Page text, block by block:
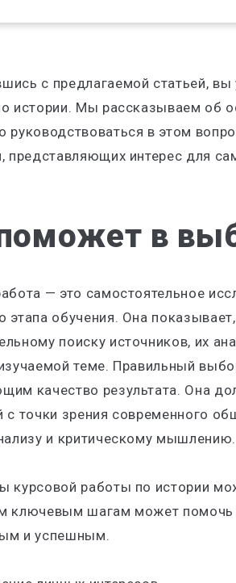
с предлагаемой статьей, вы
истории. Мы рассказываем об
руководствоваться в этом
представляющих интерес для
в
— это самостоятельное
этапа обучения. Она
поиску источников, их
теме. Правильный
качество результата. Она
с точки зрения современного
и критическому мышлению.
курсовой работы по истории
ключевым шагам может помочь
и успешным.